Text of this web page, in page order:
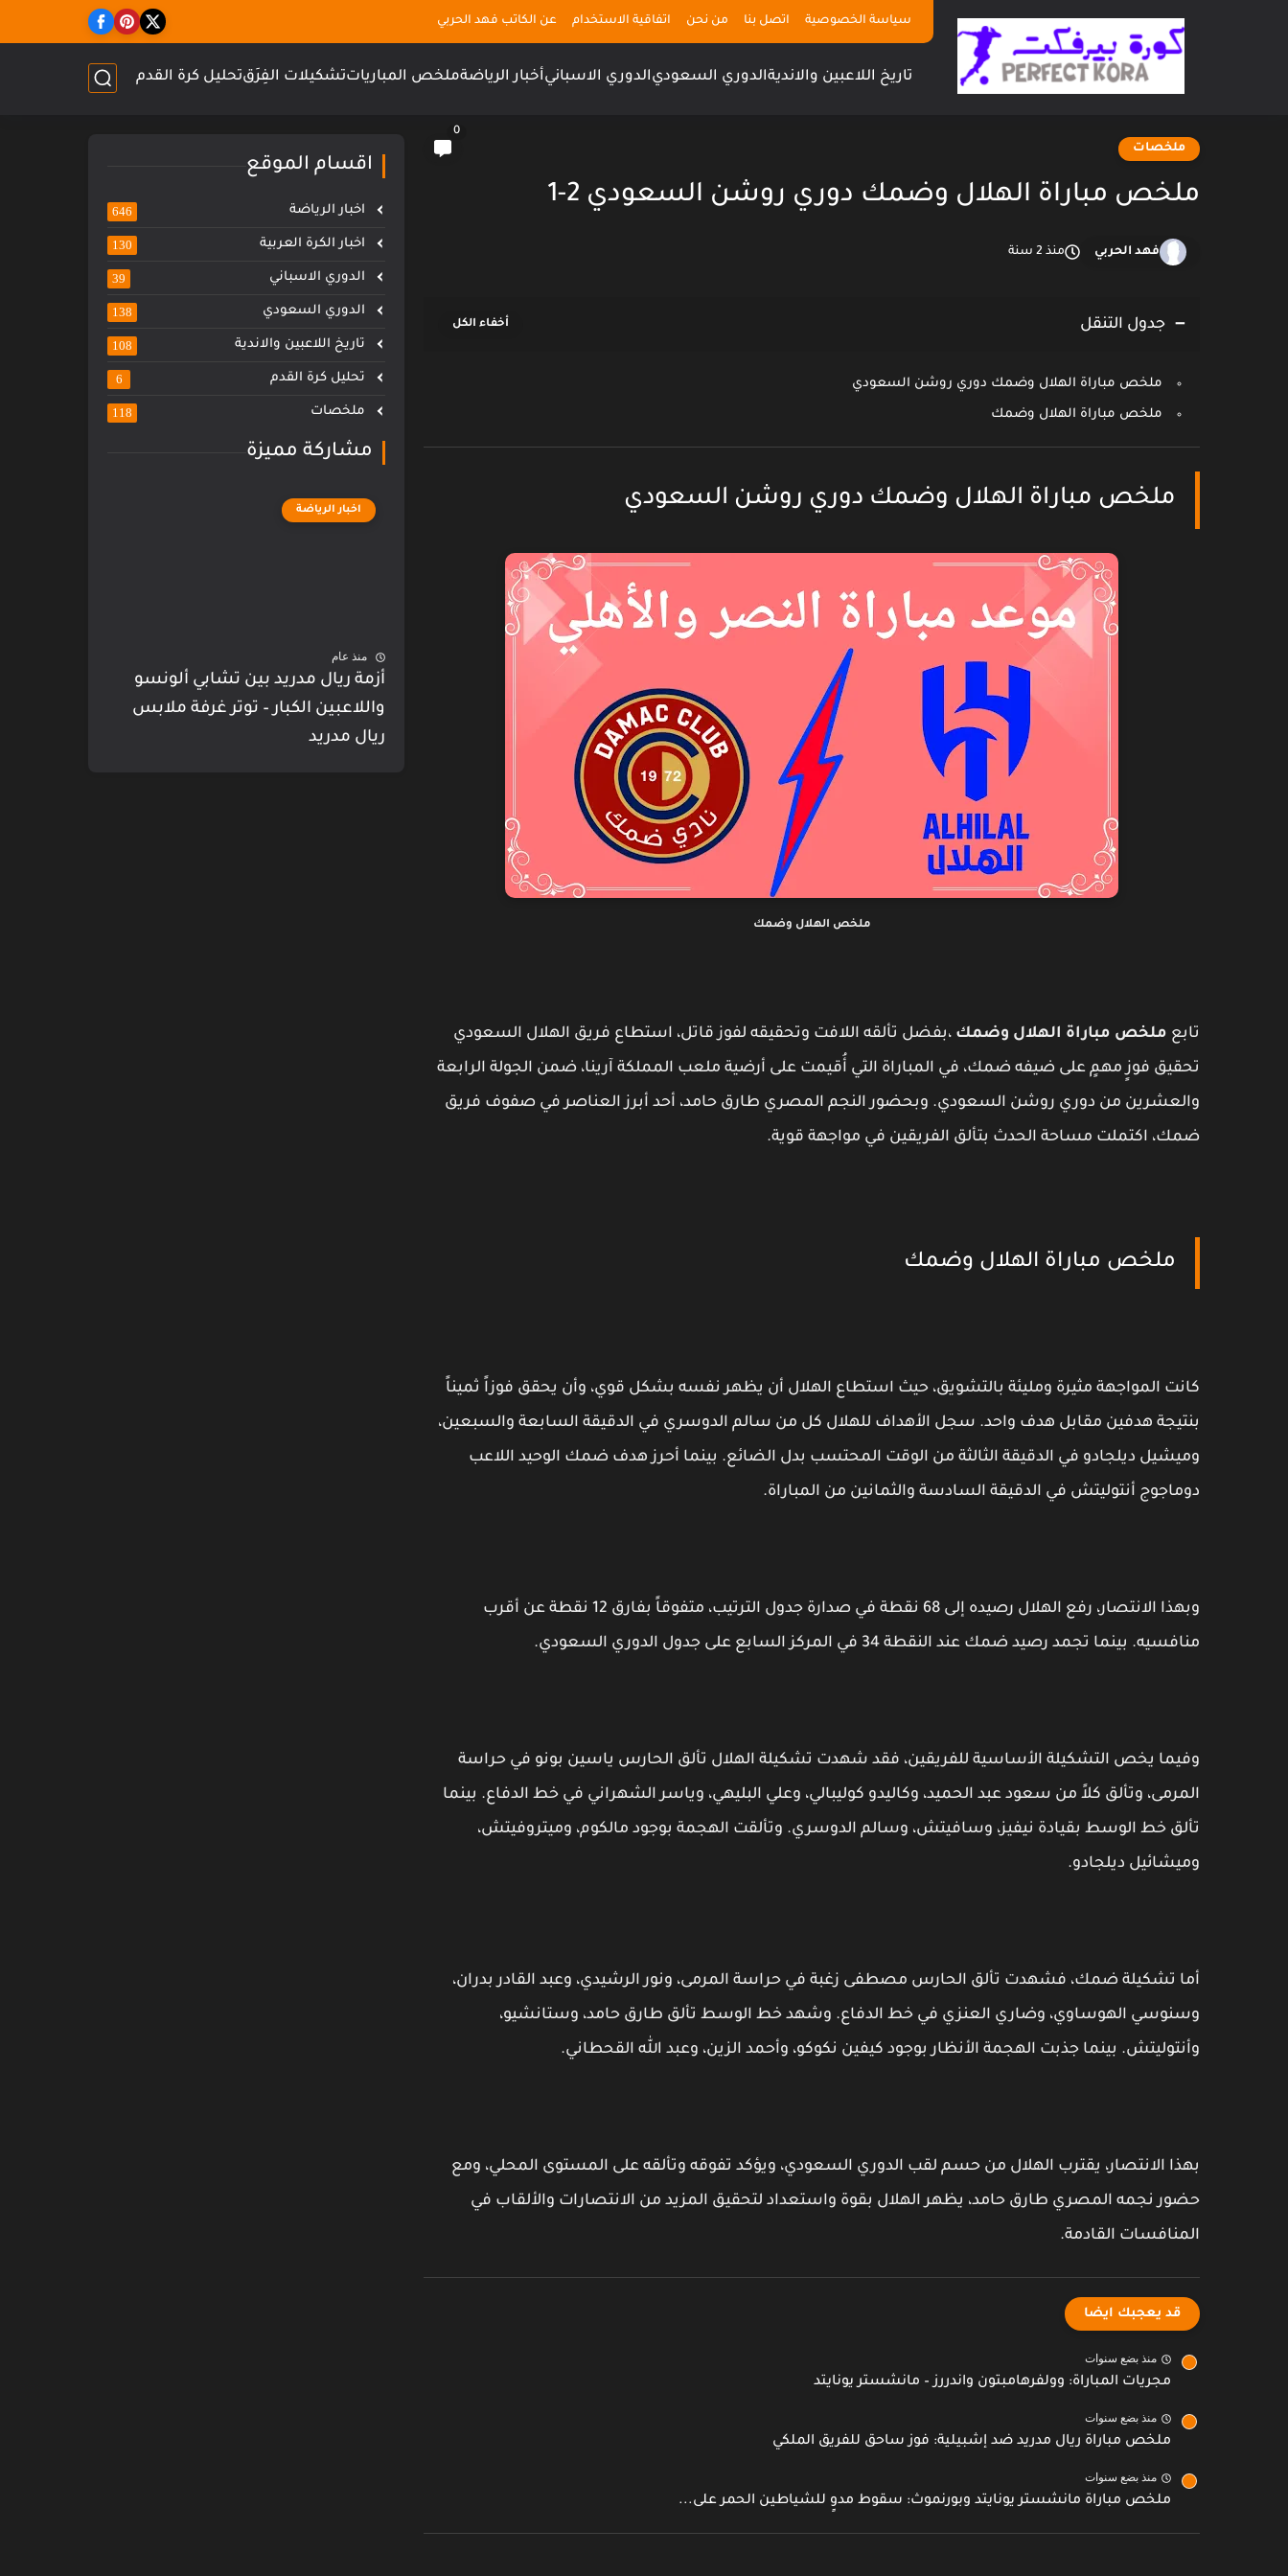
سياسة الخصوصية اتصل بنا من نحن اتفاقية الاستخدام عن الكاتب فهد الحربي
تاريخ اللاعبين والانديةالدوري السعوديالدوري الاسبانيأخبار الرياضةملخص المبارياتتشكيلات الفِرَقتحليل كرة القدم
ملخصات
0
ملخص مباراة الهلال وضمك دوري روشن السعودي 2-1
فهد الحربي منذ 2 سنة
جدول التنقل
ملخص مباراة الهلال وضمك دوري روشن السعودي
ملخص مباراة الهلال وضمك
ملخص مباراة الهلال وضمك دوري روشن السعودي
ملخص الهلال وضمك
تابع ملخص مباراة الهلال وضمك ،بفضل تألقه اللافت وتحقيقه لفوز قاتل، استطاع فريق الهلال السعودي
تحقيق فوزٍ مهمٍ على ضيفه ضمك، في المباراة التي أُقيمت على أرضية ملعب المملكة آرينا، ضمن الجولة الرابعة
والعشرين من دوري روشن السعودي. وبحضور النجم المصري طارق حامد، أحد أبرز العناصر في صفوف فريق
ضمك، اكتملت مساحة الحدث بتألق الفريقين في مواجهة قوية.
ملخص مباراة الهلال وضمك
كانت المواجهة مثيرة ومليئة بالتشويق، حيث استطاع الهلال أن يظهر نفسه بشكل قوي، وأن يحقق فوزاً ثميناً
بنتيجة هدفين مقابل هدف واحد. سجل الأهداف للهلال كل من سالم الدوسري في الدقيقة السابعة والسبعين،
وميشيل ديلجادو في الدقيقة الثالثة من الوقت المحتسب بدل الضائع. بينما أحرز هدف ضمك الوحيد اللاعب
دوماجوج أنتوليتش في الدقيقة السادسة والثمانين من المباراة.
وبهذا الانتصار، رفع الهلال رصيده إلى 68 نقطة في صدارة جدول الترتيب، متفوقاً بفارق 12 نقطة عن أقرب
منافسيه. بينما تجمد رصيد ضمك عند النقطة 34 في المركز السابع على جدول الدوري السعودي.
وفيما يخص التشكيلة الأساسية للفريقين، فقد شهدت تشكيلة الهلال تألق الحارس ياسين بونو في حراسة
المرمى، وتألق كلاً من سعود عبد الحميد، وكاليدو كوليبالي، وعلي البليهي، وياسر الشهراني في خط الدفاع. بينما
تألق خط الوسط بقيادة نيفيز، وسافيتش، وسالم الدوسري. وتألقت الهجمة بوجود مالكوم، وميتروفيتش،
وميشائيل ديلجادو.
أما تشكيلة ضمك، فشهدت تألق الحارس مصطفى زغبة في حراسة المرمى، ونور الرشيدي، وعبد القادر بدران،
وسنوسي الهوساوي، وضاري العنزي في خط الدفاع. وشهد خط الوسط تألق طارق حامد، وستانشيو،
وأنتوليتش. بينما جذبت الهجمة الأنظار بوجود كيفين نكوكو، وأحمد الزين، وعبد الله القحطاني.
بهذا الانتصار، يقترب الهلال من حسم لقب الدوري السعودي، ويؤكد تفوقه وتألقه على المستوى المحلي، ومع
حضور نجمه المصري طارق حامد، يظهر الهلال بقوة واستعداد لتحقيق المزيد من الانتصارات والألقاب في
المنافسات القادمة.
قد يعجبك ايضا
منذ بضع سنوات
مجريات المباراة: وولفرهامبتون واندررز – مانشستر يونايتد
منذ بضع سنوات
ملخص مباراة ريال مدريد ضد إشبيلية: فوز ساحق للفريق الملكي
منذ بضع سنوات
ملخص مباراة مانشستر يونايتد وبورنموث: سقوط مدوٍ للشياطين الحمر على...
اقسام الموقع
اخبار الرياضة 646
اخبار الكرة العربية 130
الدوري الاسباني 39
الدوري السعودي 138
تاريخ اللاعبين والاندية 108
تحليل كرة القدم 6
ملخصات 118
مشاركة مميزة
اخبار الرياضة
منذ عام
أزمة ريال مدريد بين تشابي ألونسو
واللاعبين الكبار – توتر غرفة ملابس
ريال مدريد